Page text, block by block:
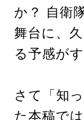
か？ 自衛
舞台に、
る予感が
さて「知
た本稿で